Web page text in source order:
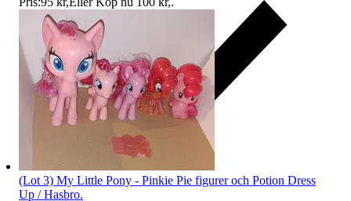
(Lot 3) My Little Pony - Pinkie Pie figurer och Potion Dress
Up / Hasbro.